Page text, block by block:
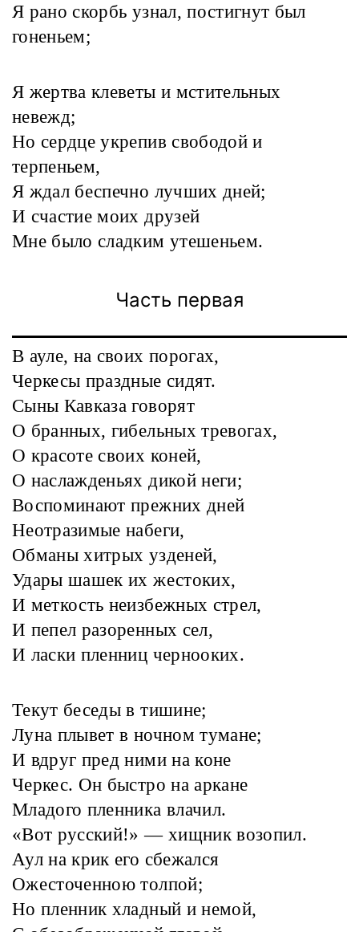
Я рано скорбь узнал, постигнут был
гоненьем;
Я жертва клеветы и мстительных
невежд;
Но сердце укрепив свободой и
терпеньем,
Я ждал беспечно лучших дней;
И счастие моих друзей
Мне было сладким утешеньем.
Часть первая
В ауле, на своих порогах,
Черкесы праздные сидят.
Сыны Кавказа говорят
О бранных, гибельных тревогах,
О красоте своих коней,
О наслажденьях дикой неги;
Воспоминают прежних дней
Неотразимые набеги,
Обманы хитрых узденей,
Удары шашек их жестоких,
И меткость неизбежных стрел,
И пепел разоренных сел,
И ласки пленниц чернооких.
Текут беседы в тишине;
Луна плывет в ночном тумане;
И вдруг пред ними на коне
Черкес. Он быстро на аркане
Младого пленника влачил.
«Вот русский!» — хищник возопил.
Аул на крик его сбежался
Ожесточенною толпой;
Но пленник хладный и немой,